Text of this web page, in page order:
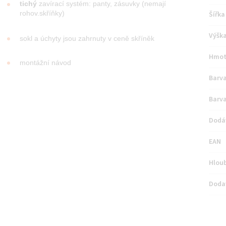
tichý zavírací systém: panty, zásuvky (nemají
rohov.skříňky)
sokl a úchyty jsou zahrnuty v ceně skříněk
montážní návod
Šířka
EAN